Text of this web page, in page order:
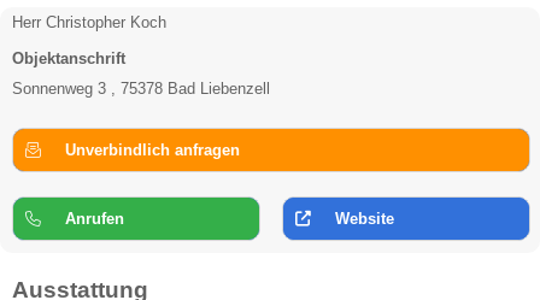
Herr Christopher Koch
Objektanschrift
Sonnenweg 3 , 75378 Bad Liebenzell
Unverbindlich anfragen
Anrufen Website
Ausstattung